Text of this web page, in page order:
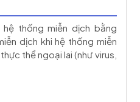
thống miễn dịch bằng
dịch khi hệ thống miễn
thể ngoại lai (như virus,